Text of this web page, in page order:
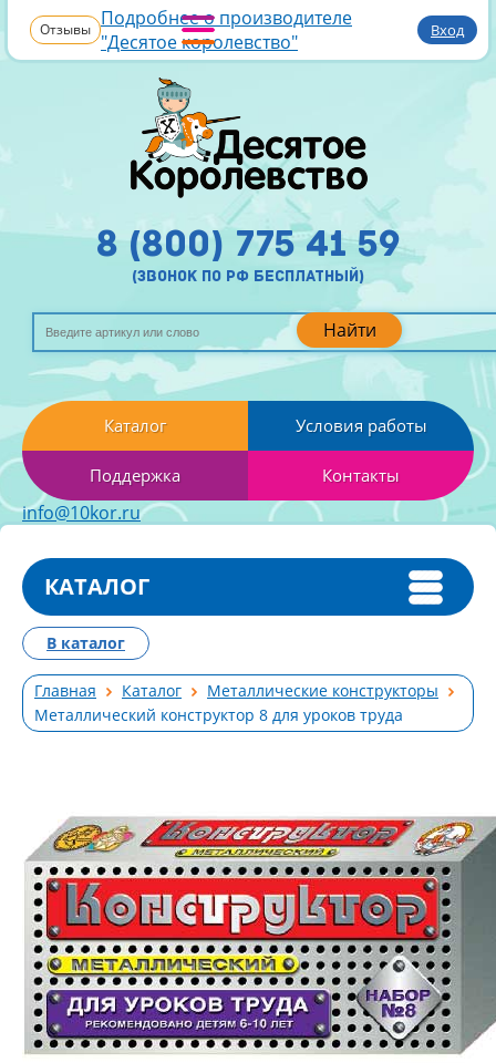
Отзывы Подробнее о производителе
"Десятое королевство"
Вход
Найти
8 (800) 775 41 59
(звонок по рф бесплатный)
Каталог Условия работы
Поддержка Контакты
info@10kor.ru
КАТАЛОГ
Главная Каталог
Металлические конструкторы
Металлический конструктор 8 для уроков труда
В каталог